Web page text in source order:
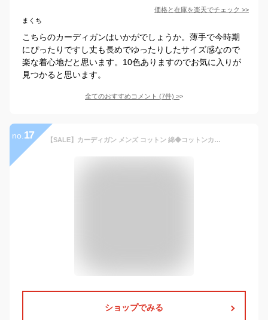
価格と在庫を楽天でチェック >>
まくち
こちらのカーディガンはいかがでしょうか。薄手で今時期
にぴったりですし丈も長めでゆったりしたサイズ感なので
楽な着心地だと思います。10色ありますのでお気に入りが
見つかると思います。
全てのおすすめコメント (7件) >
no. 17 【SALE】カーディガン メンズ コットン 綿◆コットンカラーニットカーディガン◆cardigan ニットカーディガン コットンカーデ 服 春服 秋服 春 秋 薄手 無地 長袖 職場 オフィス ビジネス カジュアル 学生 冷房対策 Sサイズ〜XLサイズ
ショップでみる